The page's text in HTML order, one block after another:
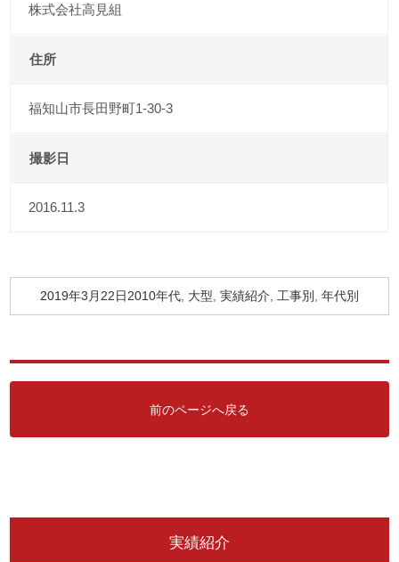
株式会社高見組
住所
福知山市長田野町1-30-3
撮影日
2016.11.3
投
稿
2019年3月22日
カ
テ
2010年代 大型 実績紹介 工事別 年代別
前のページへ戻る
実績紹介